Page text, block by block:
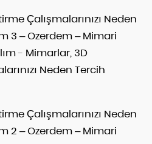
Çalışmalarınızı Neden
3 – Ozerdem – Mimari
- Mimarlar, 3D
Neden Tercih
Çalışmalarınızı Neden
2 – Ozerdem – Mimari